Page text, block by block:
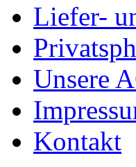
Liefer-
Unsere
Kontakt